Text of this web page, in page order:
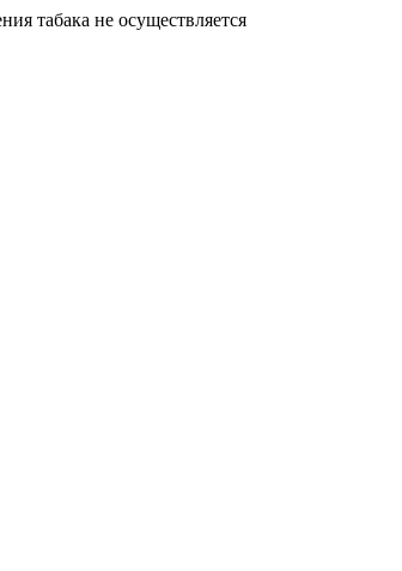
табака не осуществляется